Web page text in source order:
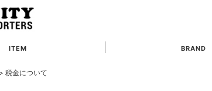
ITEM BRAND
> 税金について